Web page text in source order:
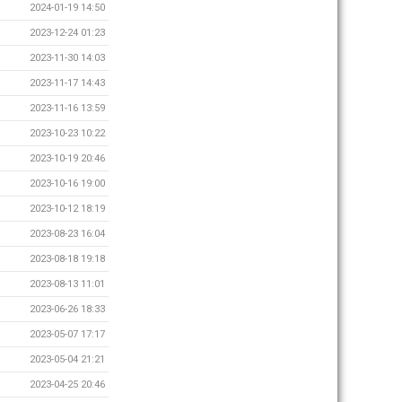
2024-01-19 14:50
2023-12-24 01:23
2023-11-30 14:03
2023-11-17 14:43
2023-11-16 13:59
2023-10-23 10:22
2023-10-19 20:46
2023-10-16 19:00
2023-10-12 18:19
2023-08-23 16:04
2023-08-18 19:18
2023-08-13 11:01
2023-06-26 18:33
2023-05-07 17:17
2023-05-04 21:21
2023-04-25 20:46